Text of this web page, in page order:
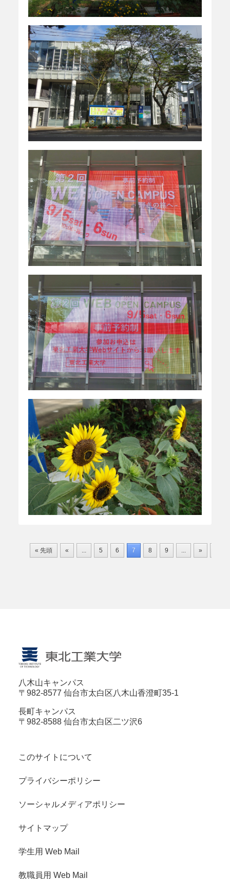
« 先頭 « 5 6 7 8 9 »
八木山キャンパス
〒982-8577 仙台市太白区八木山香澄町35-1
長町キャンパス
〒982-8588 仙台市太白区二ツ沢6
このサイトについて
プライバシーポリシー
ソーシャルメディアポリシー
サイトマップ
学生用 Web Mail
教職員用 Web Mail